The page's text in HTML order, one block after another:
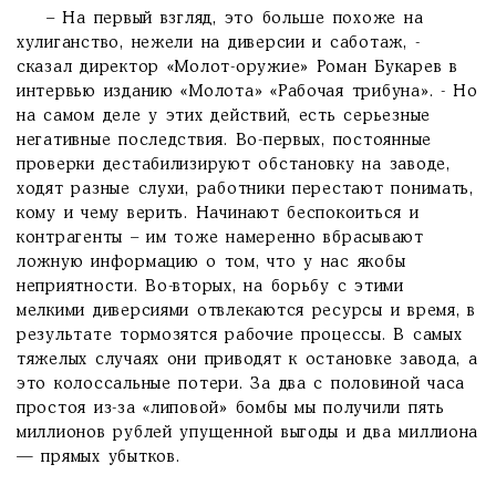
– На первый взгляд, это больше похоже на
хулиганство, нежели на диверсии и саботаж, -
сказал директор «Молот-оружие» Роман Букарев в
интервью изданию «Молота» «Рабочая трибуна». - Но
на самом деле у этих действий, есть серьезные
негативные последствия. Во-первых, постоянные
проверки дестабилизируют обстановку на заводе,
ходят разные слухи, работники перестают понимать,
кому и чему верить. Начинают беспокоиться и
контрагенты – им тоже намеренно вбрасывают
ложную информацию о том, что у нас якобы
неприятности. Во-вторых, на борьбу с этими
мелкими диверсиями отвлекаются ресурсы и время, в
результате тормозятся рабочие процессы. В самых
тяжелых случаях они приводят к остановке завода, а
это колоссальные потери. За два с половиной часа
простоя из-за «липовой» бомбы мы получили пять
миллионов рублей упущенной выгоды и два миллиона
— прямых убытков.